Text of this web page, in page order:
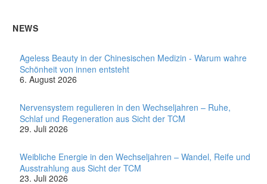
NEWS
Ageless Beauty in der Chinesischen Medizin - Warum wahre
Schönheit von innen entsteht
6. August 2026
Nervensystem regulieren in den Wechseljahren – Ruhe,
Schlaf und Regeneration aus Sicht der TCM
29. Juli 2026
Weibliche Energie in den Wechseljahren – Wandel, Reife und
Ausstrahlung aus Sicht der TCM
23. Juli 2026